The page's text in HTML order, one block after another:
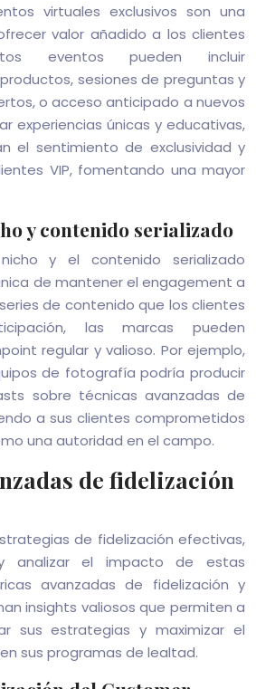
virtuales exclusivos son una
valor añadido a los clientes
eventos pueden incluir
sesiones de preguntas y
o acceso anticipado a nuevos
experiencias únicas y educativas,
el sentimiento de exclusividad y
VIP, fomentando una mayor
y contenido serializado
y el contenido serializado
de mantener el engagement a
de contenido que los clientes
las marcas pueden
regular y valioso. Por ejemplo,
de fotografía podría producir
sobre técnicas avanzadas de
a sus clientes comprometidos
una autoridad en el campo.
de fidelización
de fidelización efectivas,
analizar el impacto de estas
avanzadas de fidelización y
insights valiosos que permiten a
sus estrategias y maximizar el
sus programas de lealtad.